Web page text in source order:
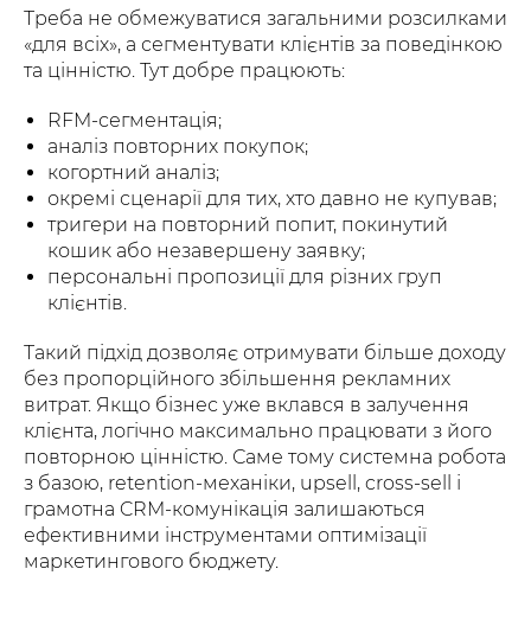
Треба не обмежуватися загальними розсилками
«для всіх», а сегментувати клієнтів за поведінкою
та цінністю. Тут добре працюють:
RFM-сегментація;
аналіз повторних покупок;
когортний аналіз;
окремі сценарії для тих, хто давно не купував;
тригери на повторний попит, покинутий
кошик або незавершену заявку;
персональні пропозиції для різних груп
клієнтів.
Такий підхід дозволяє отримувати більше доходу
без пропорційного збільшення рекламних
витрат. Якщо бізнес уже вклався в залучення
клієнта, логічно максимально працювати з його
повторною цінністю. Саме тому системна робота
з базою, retention-механіки, upsell, cross-sell і
грамотна CRM-комунікація залишаються
ефективними інструментами оптимізації
маркетингового бюджету.